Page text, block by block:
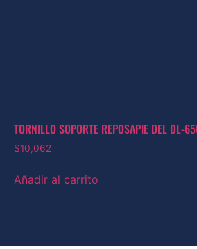
TORNILLO SOPORTE REPOSAPIE DEL DL-
$10,062
Añadir al carrito